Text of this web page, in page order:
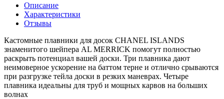
Описание
Характеристики
Отзывы
Кастомные плавники для досок CHANEL ISLANDS
знаменитого шейпера AL MERRICK помогут полностью
раскрыть потенциал вашей доски. Три плавника дают
неимоверное ускорение на баттом терне и отлично срываются
при разгрузке тейла доски в резких маневрах. Четыре
плавника идеальны для труб и мощных карвов на больших
волнах